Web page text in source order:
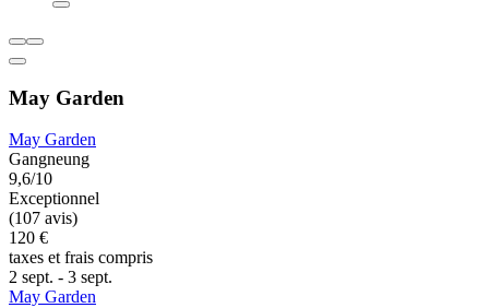
May Garden
May Garden
Gangneung
9,6/10
Exceptionnel
(107 avis)
120 €
taxes et frais compris
2 sept. - 3 sept.
May Garden